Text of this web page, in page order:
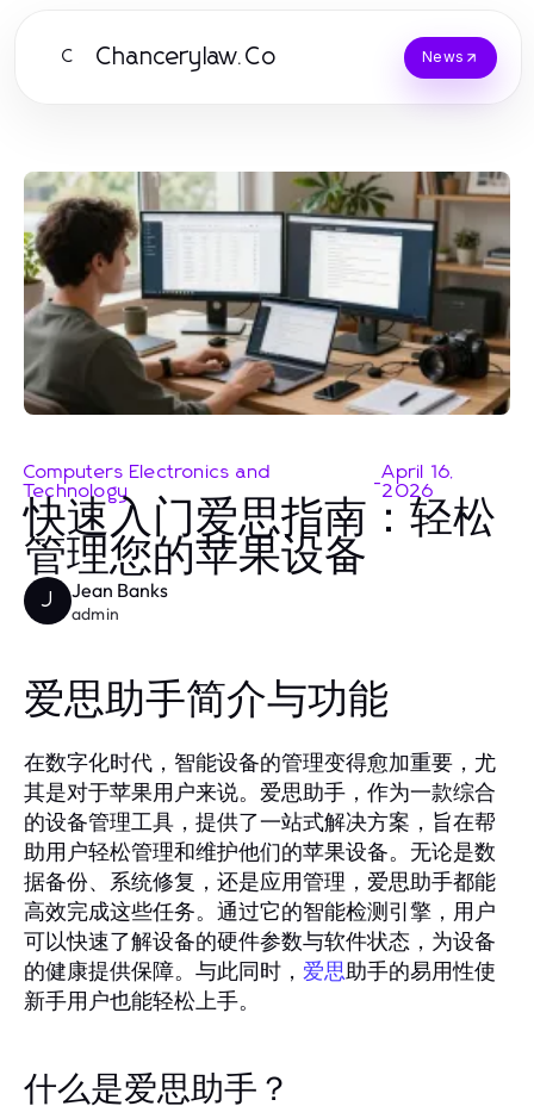
C Chancerylaw.Co News
Computers Electronics and
Technology
-April 16,
2026
快速入门爱思指南：轻松
管理您的苹果设备
J Jean Banks
admin
爱思助手简介与功能
在数字化时代，智能设备的管理变得愈加重要，尤
其是对于苹果用户来说。爱思助手，作为一款综合
的设备管理工具，提供了一站式解决方案，旨在帮
助用户轻松管理和维护他们的苹果设备。无论是数
据备份、系统修复，还是应用管理，爱思助手都能
高效完成这些任务。通过它的智能检测引擎，用户
可以快速了解设备的硬件参数与软件状态，为设备
的健康提供保障。与此同时， 爱思助手的易用性使
新手用户也能轻松上手。
什么是爱思助手？